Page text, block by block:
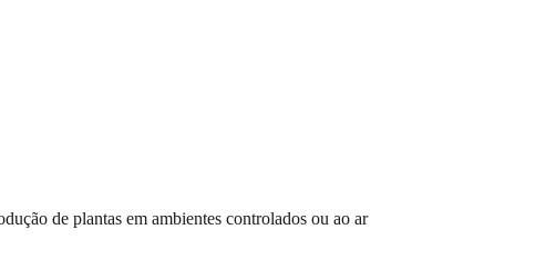
de plantas em ambientes controlados ou ao ar